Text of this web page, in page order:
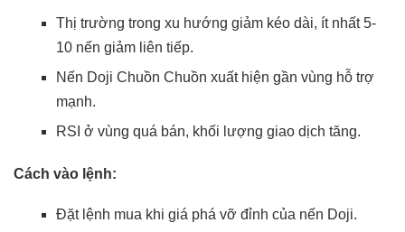
Thị trường trong xu hướng giảm kéo dài, ít nhất 5-
10 nến giảm liên tiếp.
Nến Doji Chuồn Chuồn xuất hiện gần vùng hỗ trợ
mạnh.
RSI ở vùng quá bán, khối lượng giao dịch tăng.
Cách vào lệnh:
Đặt lệnh mua khi giá phá vỡ đỉnh của nến Doji.